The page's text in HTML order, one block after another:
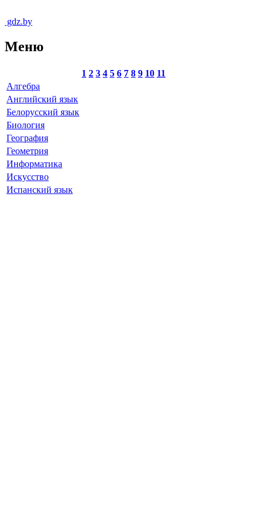
gdz.by
Меню
1 2 3 4 5 6 7 8 9 10 11
Алгебра
Английский язык
Белорусский язык
Биология
География
Геометрия
Информатика
Искусство
Испанский язык